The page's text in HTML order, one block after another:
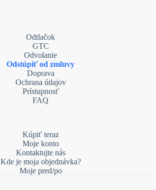
Odtlačok
GTC
Odvolanie
Odstúpiť od zmluvy
Doprava
Ochrana údajov
Prístupnosť
FAQ
Kúpiť teraz
Moje konto
Kontaktujte nás
Kde je moja objednávka?
Moje pred/po